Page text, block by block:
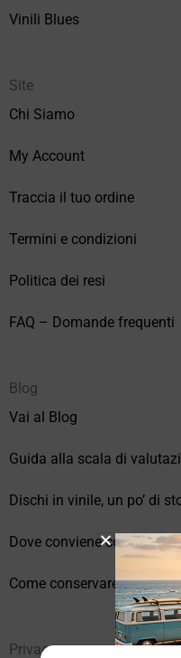
Vinili Blues
Site
Chi Siamo
My Account
Traccia il tuo ordine
Termini e condizioni
Politica dei resi
FAQ – Domande frequenti
Blog
Vai al Blog
Guida alla scala di
Dischi in vinile, un po’ di
Dove conviene comprare
Come conservare
Privacy